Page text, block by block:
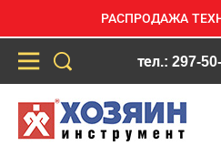
РАСПРОДАЖА
тел.: 297-